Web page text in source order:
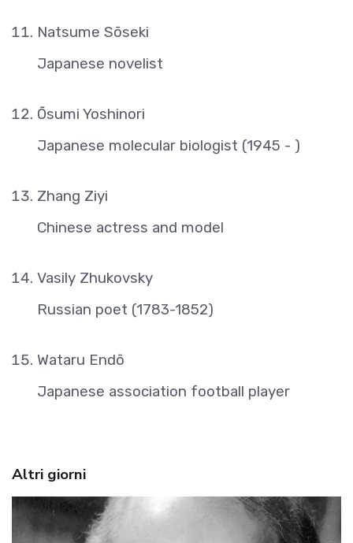
Natsume Sōseki
Japanese novelist
Ōsumi Yoshinori
Japanese molecular biologist (1945 - )
Zhang Ziyi
Chinese actress and model
Vasily Zhukovsky
Russian poet (1783-1852)
Wataru Endō
Japanese association football player
Altri giorni